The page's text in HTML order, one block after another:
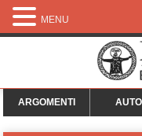
ARGOMENTI
MENU